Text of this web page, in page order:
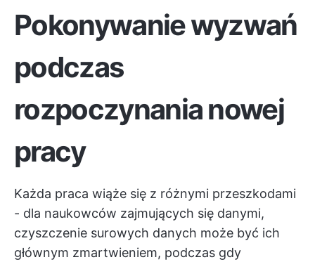
Pokonywanie wyzwań
podczas
rozpoczynania nowej
pracy
Każda praca wiąże się z różnymi przeszkodami
- dla naukowców zajmujących się danymi,
czyszczenie surowych danych może być ich
głównym zmartwieniem, podczas gdy